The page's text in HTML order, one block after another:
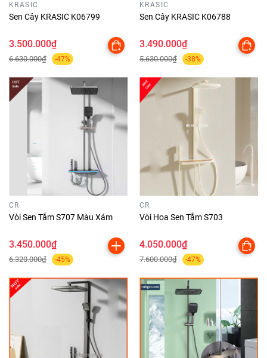
KRASIC
Sen Cây KRASIC K06799
3.500.000₫
6.630.000₫ -47%
KRASIC
Sen Cây KRASIC K06788
3.490.000₫
5.630.000₫ -38%
CR
Vòi Sen Tắm S707 Màu Xám
3.450.000₫
6.320.000₫ -45%
CR
Vòi Hoa Sen Tắm S703
4.050.000₫
7.600.000₫ -47%